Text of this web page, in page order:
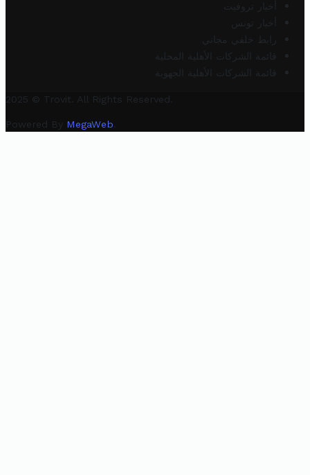
أخبار تروفيت
أخبار تونس
رابط خلفي مجاني
قائمة الشركات الأهلية المحلية
قائمة الشركات الأهلية الجهوية
2025 © Trovit. All Rights Reserved.
Powered By MegaWeb